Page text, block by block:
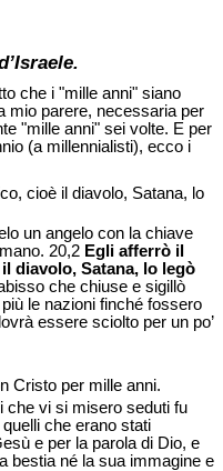
che i "mille anni" siano
mio parere, necessaria per
"mille anni" sei volte. E per
(a millennialisti), ecco i
cioè il diavolo, Satana, lo
un angelo con la chiave
20,2 Egli afferrò il
diavolo, Satana, lo legò
che chiuse e sigillò
le nazioni finché fossero
essere sciolto per un po’
Cristo per mille anni.
che vi si misero seduti fu
che erano stati
e per la parola di Dio, e
bestia né la sua immagine e